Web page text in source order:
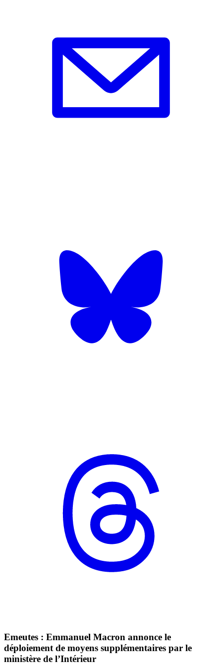
Emeutes : Emmanuel Macron annonce le
déploiement de moyens supplémentaires par le
ministère de l’Intérieur